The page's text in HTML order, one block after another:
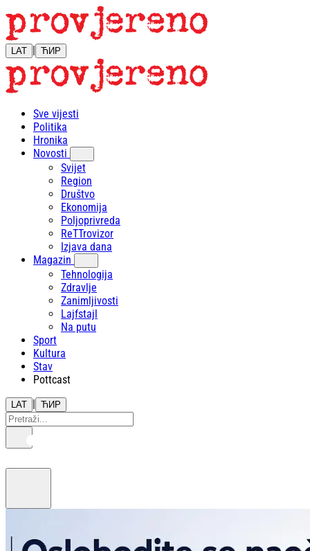
LAT | ЋИР
Sve vijesti
Politika
Hronika
Novosti
Svijet
Region
Društvo
Ekonomija
Poljoprivreda
ReTTrovizor
Izjava dana
Magazin
Tehnologija
Zdravlje
Zanimljivosti
Lajfstajl
Na putu
Sport
Kultura
Stav
Pottcast
LAT | ЋИР